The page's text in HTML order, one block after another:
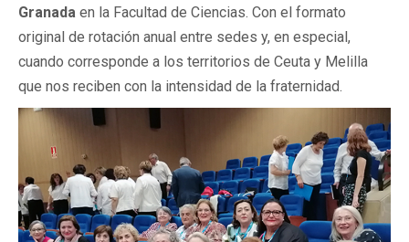
Granada en la Facultad de Ciencias. Con el formato
original de rotación anual entre sedes y, en especial,
cuando corresponde a los territorios de Ceuta y Melilla
que nos reciben con la intensidad de la fraternidad.